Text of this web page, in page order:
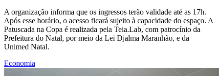
A organização informa que os ingressos terão validade até as 17h.
Após esse horário, o acesso ficará sujeito à capacidade do espaço. A
Patuscada na Copa é realizada pela Teia.Lab, com patrocínio da
Prefeitura do Natal, por meio da Lei Djalma Maranhão, e da
Unimed Natal.
Economia